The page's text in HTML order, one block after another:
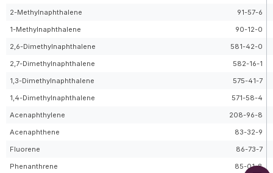
2-Methylnaphthalene
91-57-6
1-Methylnaphthalene
90-12-0
2,6-Dimethylnaphthalene
581-42-0
2,7-Dimethylnaphthalene
582-16-1
1,3-Dimethylnaphthalene
575-41-7
1,4-Dimethylnaphthalene
571-58-4
Acenaphthylene
208-96-8
Acenaphthene
83-32-9
Fluorene
86-73-7
Phenanthrene
85-01-8